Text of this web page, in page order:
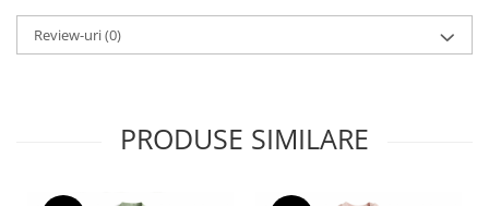
Review-uri(0)
PRODUSE SIMILARE